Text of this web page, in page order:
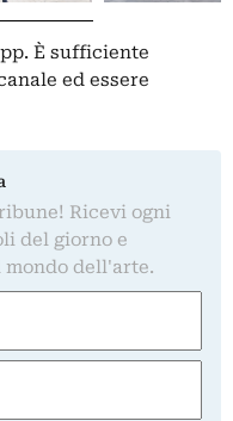
È sufficiente
ed essere
Ricevi ogni
del giorno e
dell'arte.